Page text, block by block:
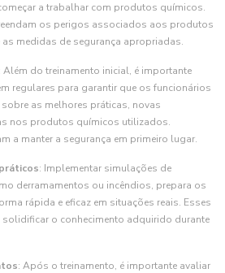
a trabalhar com produtos químicos.
os perigos associados aos produtos
medidas de segurança apropriadas.
: Além do treinamento inicial, é importante
regulares para garantir que os funcionários
as melhores práticas, novas
nos produtos químicos utilizados.
a manter a segurança em primeiro lugar.
: Implementar simulações de
derramamentos ou incêndios, prepara os
rápida e eficaz em situações reais. Esses
o conhecimento adquirido durante
: Após o treinamento, é importante avaliar